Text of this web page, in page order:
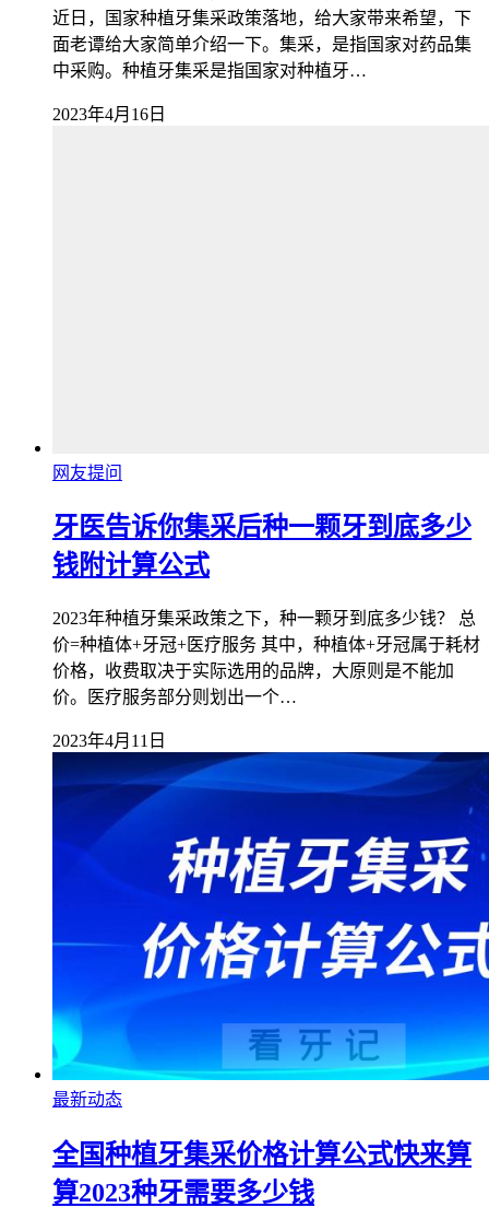
近日，国家种植牙集采政策落地，给大家带来希望，下
面老谭给大家简单介绍一下。集采，是指国家对药品集
中采购。种植牙集采是指国家对种植牙…
2023年4月16日
网友提问
牙医告诉你集采后种一颗牙到底多少
钱附计算公式
2023年种植牙集采政策之下，种一颗牙到底多少钱？ 总
价=种植体+牙冠+医疗服务 其中，种植体+牙冠属于耗材
价格，收费取决于实际选用的品牌，大原则是不能加
价。医疗服务部分则划出一个…
2023年4月11日
最新动态
全国种植牙集采价格计算公式快来算
算2023种牙需要多少钱